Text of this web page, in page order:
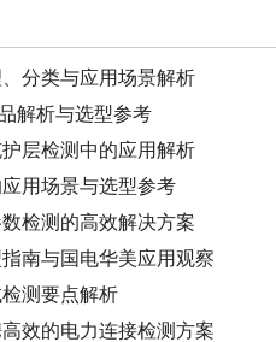
分类与应用场景解析
解析与选型参考
层检测中的应用解析
用场景与选型参考
检测的高效解决方案
南与国电华美应用观察
测要点解析
效的电力连接检测方案